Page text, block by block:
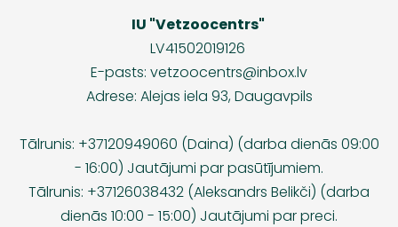
IU "Vetzoocentrs"
LV41502019126
E-pasts: vetzoocentrs@inbox.lv
Adrese: Alejas iela 93, Daugavpils
Tālrunis: +37120949060 (Daina) (darba dienās 09:00
- 16:00) Jautājumi par pasūtījumiem.
Tālrunis: +37126038432 (Aleksandrs Belikči) (darba
dienās 10:00 - 15:00) Jautājumi par preci.